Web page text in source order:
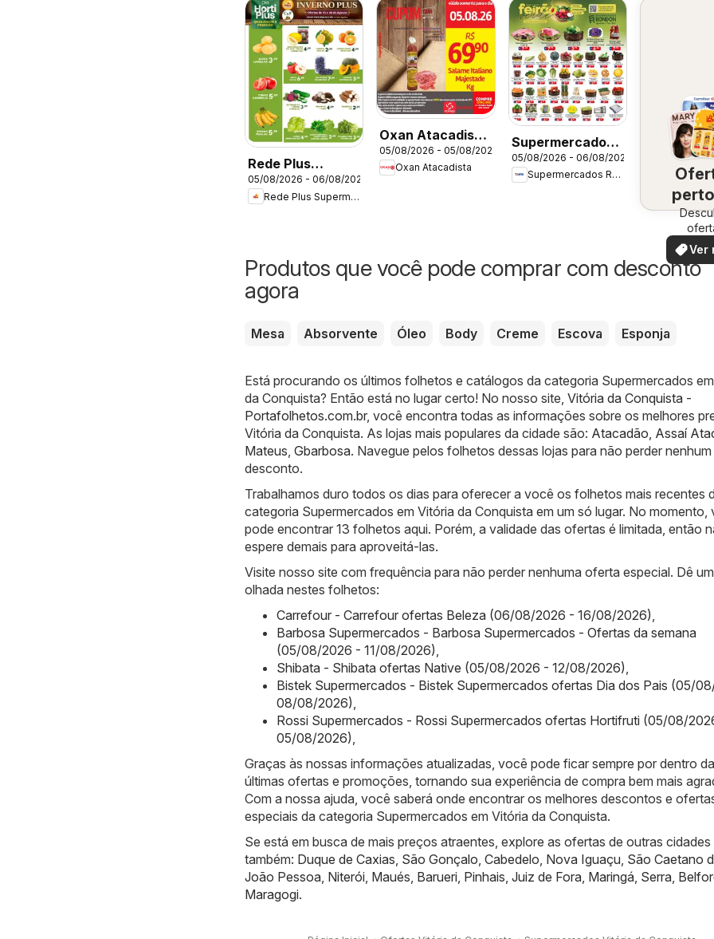
Rede Plus
Supermercados -
Ofertas da
05/08/2026 - 06/08/2026
Rede Plus Supermercados
Oxan Atacadista
- Ofertas da
semana
05/08/2026 - 05/08/2026
Oxan Atacadista
Supermercados
Rondon - Ofertas
da semana
05/08/2026 - 06/08/2026
Supermercados Rondon
Ver
Produtos que você pode comprar com desconto
agora
Mesa Absorvente Óleo Body Creme Escova Esponja
Está procurando os últimos folhetos e catálogos da categoria Supermercados
da Conquista? Então está no lugar certo! No nosso site, Vitória da Conquista -
Portafolhetos.com.br, você encontra todas as informações sobre os melhores
Vitória da Conquista. As lojas mais populares da cidade são: Atacadão, Assaí
Mateus, Gbarbosa. Navegue pelos folhetos dessas lojas para não perder nenhum
desconto.
Trabalhamos duro todos os dias para oferecer a você os folhetos mais recentes
categoria Supermercados em Vitória da Conquista em um só lugar. No momento,
pode encontrar 13 folhetos aqui. Porém, a validade das ofertas é limitada, então
espere demais para aproveitá-las.
Visite nosso site com frequência para não perder nenhuma oferta especial. Dê
olhada nestes folhetos:
Carrefour - Carrefour ofertas Beleza (06/08/2026 - 16/08/2026),
Barbosa Supermercados - Barbosa Supermercados - Ofertas da semana
(05/08/2026 - 11/08/2026),
Shibata - Shibata ofertas Native (05/08/2026 - 12/08/2026),
Bistek Supermercados - Bistek Supermercados ofertas Dia dos Pais (05/
08/08/2026),
Rossi Supermercados - Rossi Supermercados ofertas Hortifruti (05/08/
05/08/2026),
Graças às nossas informações atualizadas, você pode ficar sempre por dentro
últimas ofertas e promoções, tornando sua experiência de compra bem mais
Com a nossa ajuda, você saberá onde encontrar os melhores descontos e
especiais da categoria Supermercados em Vitória da Conquista.
Se está em busca de mais preços atraentes, explore as ofertas de outras cidades
também: Duque de Caxias, São Gonçalo, Cabedelo, Nova Iguaçu, São Caetano
João Pessoa, Niterói, Maués, Barueri, Pinhais, Juiz de Fora, Maringá, Serra,
Maragogi.